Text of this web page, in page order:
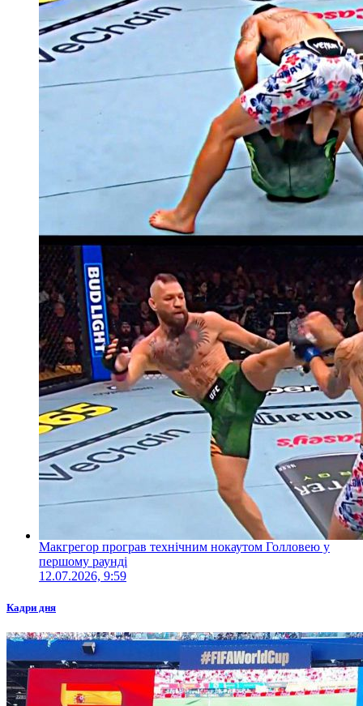
Макгрегор програв технічним нокаутом Голловею у
першому раунді
12.07.2026, 9:59
Кадри дня